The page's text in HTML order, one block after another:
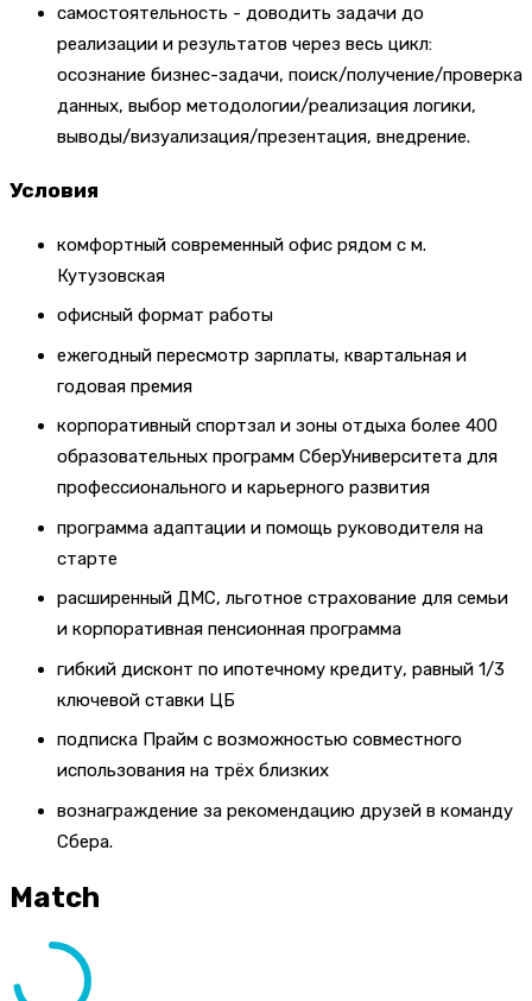
самостоятельность - доводить задачи до
реализации и результатов через весь цикл:
осознание бизнес-задачи, поиск/получение/проверка
данных, выбор методологии/реализация логики,
выводы/визуализация/презентация, внедрение.
Условия
комфортный современный офис рядом с м.
Кутузовская
офисный формат работы
ежегодный пересмотр зарплаты, квартальная и
годовая премия
корпоративный спортзал и зоны отдыха более 400
образовательных программ СберУниверситета для
профессионального и карьерного развития
программа адаптации и помощь руководителя на
старте
расширенный ДМС, льготное страхование для семьи
и корпоративная пенсионная программа
гибкий дисконт по ипотечному кредиту, равный 1/3
ключевой ставки ЦБ
подписка Прайм с возможностью совместного
использования на трёх близких
вознаграждение за рекомендацию друзей в команду
Сбера.
Match